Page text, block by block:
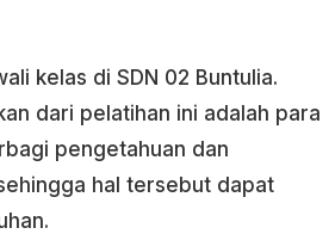
kelas di SDN 02 Buntulia.
dari pelatihan ini adalah para
pengetahuan dan
hal tersebut dapat